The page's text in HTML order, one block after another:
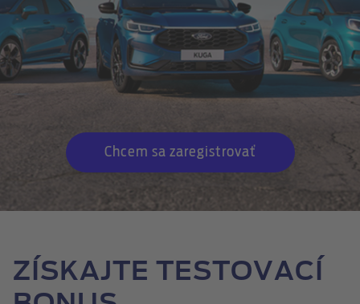
Chcem sa zaregistrovať
ZÍSKAJTE TESTOVACÍ